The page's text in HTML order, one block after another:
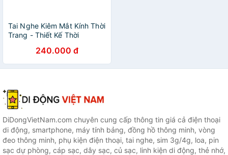
Tai Nghe Kiêm Mắt Kính Thời
Trang - Thiết Kế Thời
UV Hiệu Quả - Mắt kính
Bluetooth 5.0 Kết Nối Nhanh
- Hàng chính hãng
240.000 đ
DiDongVietNam.com chuyên cung cấp thông tin giá cả điện thoại
di động, smartphone, máy tính bảng, đồng hồ thông minh, vòng
đeo thông minh, phụ kiện điện thoại, tai nghe, sim 3g/4g, loa, pin
sạc dự phòng, cáp sạc, dây sạc, củ sạc, linh kiện di động, thẻ nhớ,